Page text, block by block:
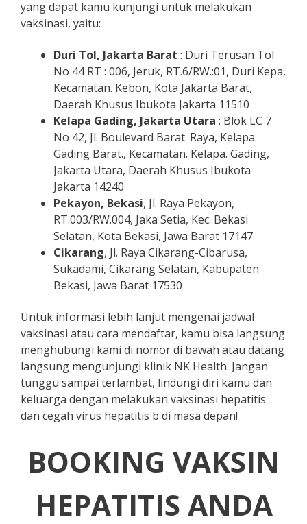
yang dapat kamu kunjungi untuk melakukan
vaksinasi, yaitu:
Duri Tol, Jakarta Barat : Duri Terusan Tol
No 44 RT : 006, Jeruk, RT.6/RW.:01, Duri Kepa,
Kecamatan. Kebon, Kota Jakarta Barat,
Daerah Khusus Ibukota Jakarta 11510
Kelapa Gading, Jakarta Utara : Blok LC 7
No 42, Jl. Boulevard Barat. Raya, Kelapa.
Gading Barat., Kecamatan. Kelapa. Gading,
Jakarta Utara, Daerah Khusus Ibukota
Jakarta 14240
Pekayon, Bekasi, Jl. Raya Pekayon,
RT.003/RW.004, Jaka Setia, Kec. Bekasi
Selatan, Kota Bekasi, Jawa Barat 17147
Cikarang, Jl. Raya Cikarang-Cibarusa,
Sukadami, Cikarang Selatan, Kabupaten
Bekasi, Jawa Barat 17530
Untuk informasi lebih lanjut mengenai jadwal
vaksinasi atau cara mendaftar, kamu bisa langsung
menghubungi kami di nomor di bawah atau datang
langsung mengunjungi klinik NK Health. Jangan
tunggu sampai terlambat, lindungi diri kamu dan
keluarga dengan melakukan vaksinasi hepatitis
dan cegah virus hepatitis b di masa depan!
BOOKING VAKSIN
HEPATITIS ANDA